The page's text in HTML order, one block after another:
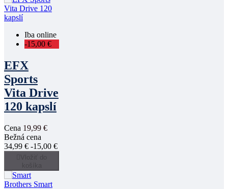
Iba online
-15,00 €
EFX
Sports
Vita Drive
120 kapslí
Cena 19,99 €
Bežná cena
34,99 € -15,00 €
Vložiť do
košíka